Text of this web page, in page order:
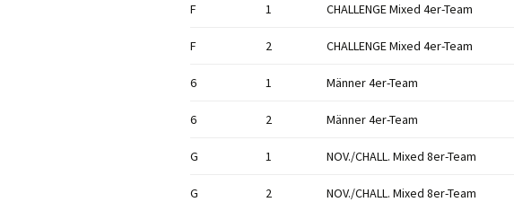
F 1 CHALLENGE Mixed 4er-Team
F 2 CHALLENGE Mixed 4er-Team
6 1 Männer 4er-Team
6 2 Männer 4er-Team
G 1 NOV./CHALL. Mixed 8er-Team
G 2 NOV./CHALL. Mixed 8er-Team